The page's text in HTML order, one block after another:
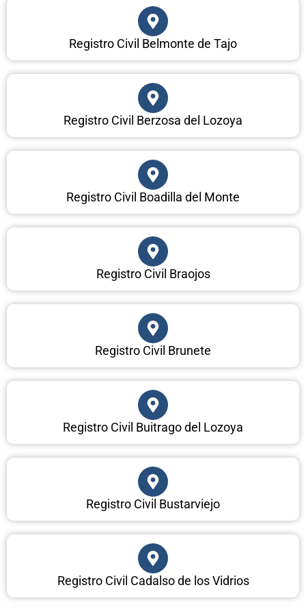
Registro Civil Belmonte de Tajo
Registro Civil Berzosa del Lozoya
Registro Civil Boadilla del Monte
Registro Civil Braojos
Registro Civil Brunete
Registro Civil Buitrago del Lozoya
Registro Civil Bustarviejo
Registro Civil Cadalso de los Vidrios